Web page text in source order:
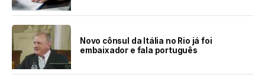
Novo cônsul da Itália no Rio já foi
embaixador e fala português